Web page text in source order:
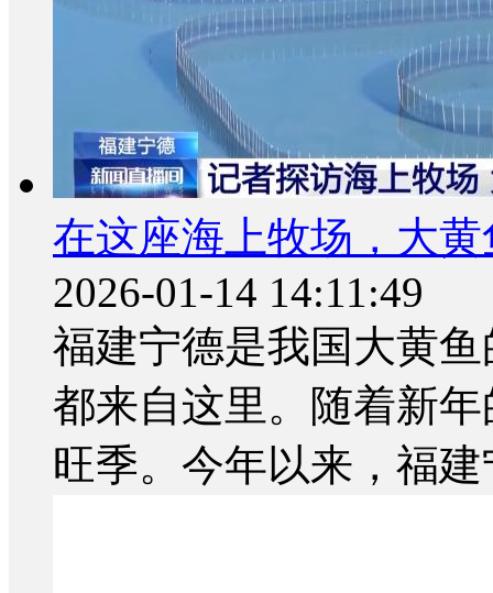
在这座海上牧场，大黄
2026-01-14 14:11:49
福建宁德是我国大黄
都来自这里。随着新
旺季。今年以来，福